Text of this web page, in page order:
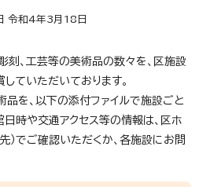
令和4年3月18日
刻、工芸等の美術品の数々を、区施設
ていただいております。
を、以下の添付ファイルで施設ごと
時や交通アクセス等の情報は、区ホ
）でご確認いただくか、各施設にお問